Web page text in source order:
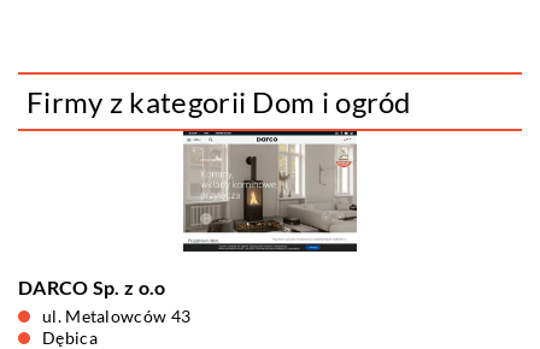
Firmy z kategorii Dom i ogród
DARCO Sp. z o.o
ul. Metalowców 43
Dębica